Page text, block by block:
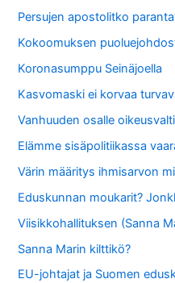
Persujen apostolitko
Kokoomuksen
Koronasumppu Seinäjoella
Kasvomaski ei korvaa
Vanhuuden osalle
Elämme sisäpolitiikassa
Värin määritys ihmisarvon
Eduskunnan moukarit?
Viisikkohallituksen (Sanna
Sanna Marin kilttikö?
EU-johtajat ja Suomen